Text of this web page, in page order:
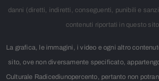
danni (diretti, indiretti, conseguenti, punibili e
contenuti riportati in questo
La grafica, le immagini, i video e ogni altro
sito, ove non diversamente specificato,
Culturale Radicediunopercento, pertanto non